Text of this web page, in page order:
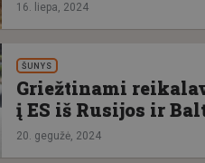
16. liepa, 2024
ŠUNYS
Griežtinami
į ES iš Rusijos ir
20. gegužė, 2024